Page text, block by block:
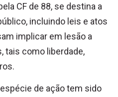
CF de 88, se destina a
incluindo leis e atos
implicar em lesão a
tais como liberdade,
de ação tem sido